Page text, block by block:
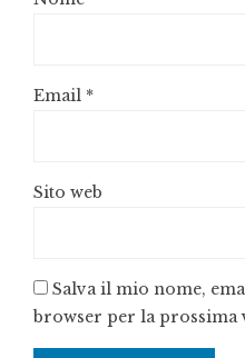
Email *
Sito web
Salva il mio nome,
browser per la prossima